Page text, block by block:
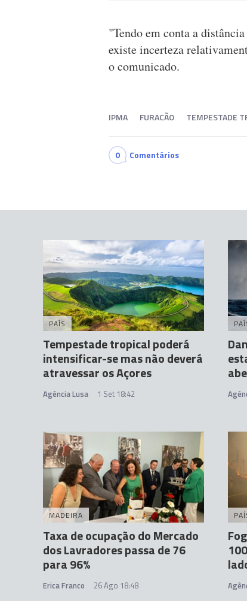
"Tendo em conta a
existe incerteza
o comunicado.
IPMA FURACÃO TEMPESTADE
0 Comentários
PAÍS
Tempestade tropical poderá
intensificar-se mas não deverá
atravessar os Açores
Agência Lusa 1 Set 18:42
MADEIRA
Taxa de ocupação do Mercado
dos Lavradores passa de 76
para 96%
Erica Franco 26 Ago 18:48